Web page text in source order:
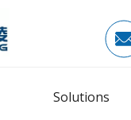
Solutions